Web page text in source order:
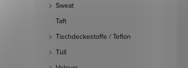
Sweat
Taft
Tischdeckestoffe / Teflon
Tüll